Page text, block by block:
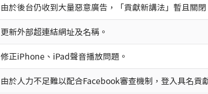
由於後台仍收到大量惡意廣告，「貢獻新講法」暫且關閉
更新外部超連結網址及名稱。
修正iPhone、iPad聲音播放問題。
由於人力不足難以配合Facebook審查機制，登入具名貢